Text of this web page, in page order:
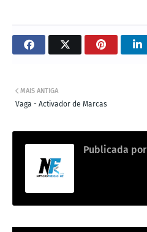
MAIS ANTIGA
Vaga - Activador de Marcas
Publicada por